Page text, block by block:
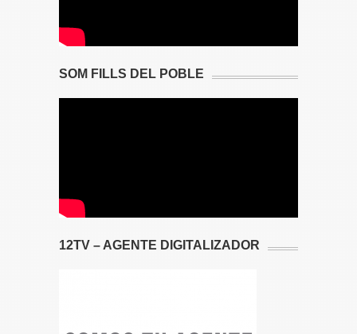
SOM FILLS DEL POBLE
12TV – AGENTE DIGITALIZADOR